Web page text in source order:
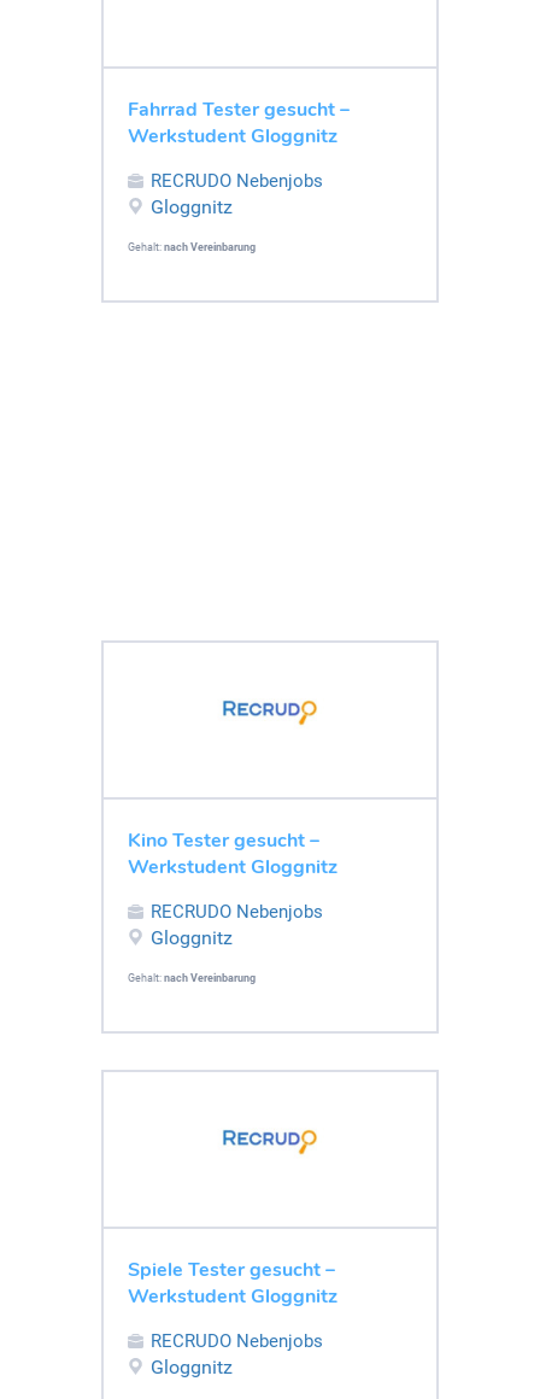
Fahrrad Tester gesucht –
Werkstudent Gloggnitz
RECRUDO Nebenjobs
Gloggnitz
Gehalt: nach Vereinbarung
Kino Tester gesucht –
Werkstudent Gloggnitz
RECRUDO Nebenjobs
Gloggnitz
Gehalt: nach Vereinbarung
Spiele Tester gesucht –
Werkstudent Gloggnitz
RECRUDO Nebenjobs
Gloggnitz